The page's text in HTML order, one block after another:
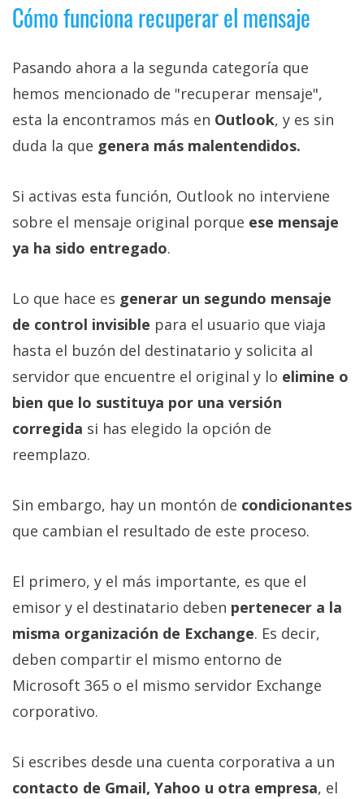
Cómo funciona recuperar el mensaje
Pasando ahora a la segunda categoría que
hemos mencionado de "recuperar mensaje",
esta la encontramos más en Outlook, y es sin
duda la que genera más malentendidos.
Si activas esta función, Outlook no interviene
sobre el mensaje original porque ese mensaje
ya ha sido entregado.
Lo que hace es generar un segundo mensaje
de control invisible para el usuario que viaja
hasta el buzón del destinatario y solicita al
servidor que encuentre el original y lo elimine o
bien que lo sustituya por una versión
corregida si has elegido la opción de
reemplazo.
Sin embargo, hay un montón de condicionantes
que cambian el resultado de este proceso.
El primero, y el más importante, es que el
emisor y el destinatario deben pertenecer a la
misma organización de Exchange. Es decir,
deben compartir el mismo entorno de
Microsoft 365 o el mismo servidor Exchange
corporativo.
Si escribes desde una cuenta corporativa a un
contacto de Gmail, Yahoo u otra empresa, el